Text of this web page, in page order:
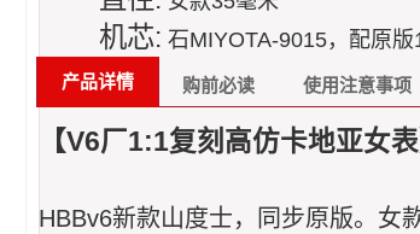
机芯: 石MIYOTA-9015，配原
产品详情 购前必读 使用注意事项
【V6厂1:1复刻高仿卡地亚女
HBBv6新款山度士，同步原版。女